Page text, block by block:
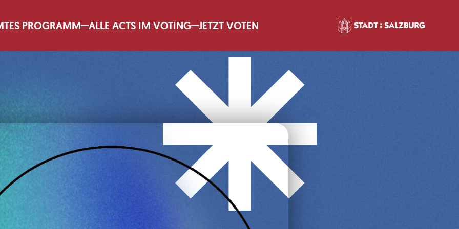
PROGRAMM ALLE ACTS IM VOTING JETZT VOTEN